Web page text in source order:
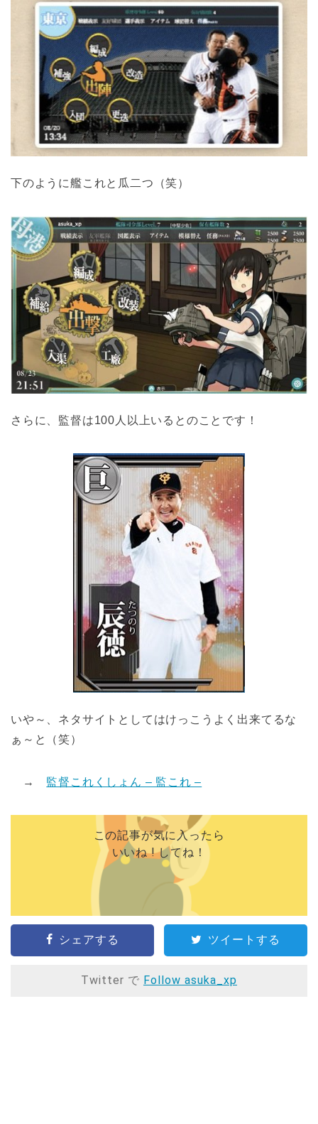
下のように艦これと瓜二つ（笑）
さらに、監督は100人以上いるとのことです！
いや～、ネタサイトとしてはけっこうよく出来てるな
ぁ～と（笑）
→ 監督これくしょん – 監これ –
この記事が気に入ったら
いいね ! してね！
シェアする ツイートする
Twitter で Follow asuka_xp